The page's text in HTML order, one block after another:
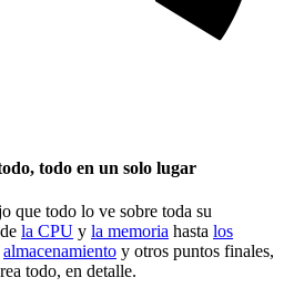
todo en un solo lugar
que todo lo ve sobre toda su
la CPU y la memoria hasta los
almacenamiento y otros puntos finales,
todo, en detalle.